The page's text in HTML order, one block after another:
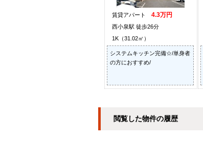
賃貸アパート 4.3万円
西小泉駅 徒歩26分
1K（31.02㎡）
システムキッチン完備☆/単身者
の方におすすめ/
閲覧した物件の履歴